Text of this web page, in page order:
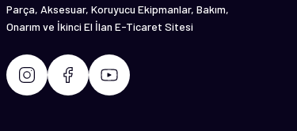
Bu ürüne benzer farklı alternatifler olmalı.
Parça, Aksesuar, Koruyucu Ekipmanlar, Bakım,
Onarım ve İkinci El İlan E-Ticaret Sitesi